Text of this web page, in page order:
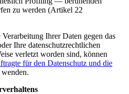
zu werden (Artikel 22
Ihrer Daten gegen das
Ihre datenschutzrechtlichen
verletzt worden sind, können
für den Datenschutz und die
wenden.